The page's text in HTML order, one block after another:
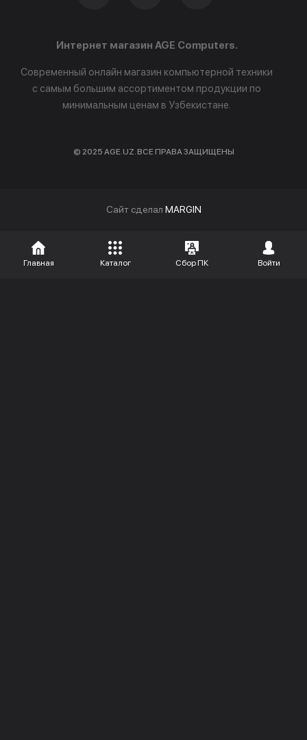
Интернет магазин AGE Computers.
Современный онлайн магазин компьютерной техники
с самым большим ассортиментом продукции по
минимальным ценам в Узбекистане.
© 2025 AGE.UZ. ВСЕ ПРАВА ЗАЩИЩЕНЫ
Cайт сделал MARGIN
Главная Каталог Сбор ПК Войти